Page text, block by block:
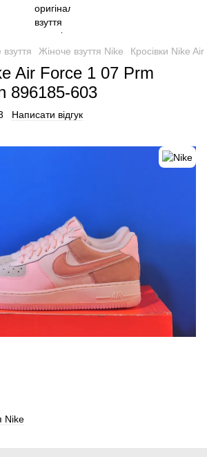
Жіноче взуття Nike Кросівки Nike
Air Force 1 07 Prm
896185-603
Написати відгук
Nike